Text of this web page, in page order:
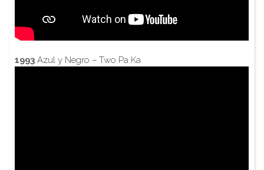
1993 Azul y Negro – Two Pa Ka